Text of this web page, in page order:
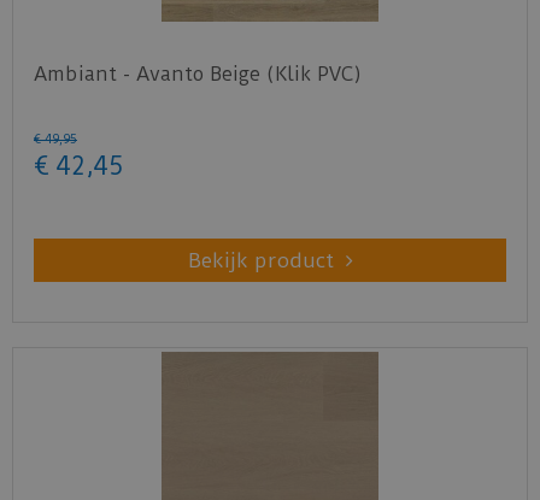
Ambiant - Avanto Beige (Klik PVC)
€ 49,95
€ 42 ,45
Bekijk product